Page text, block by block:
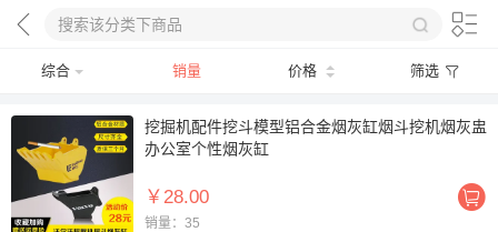
综合 销量 价格 筛选
挖掘机配件挖斗模型铝合金烟灰缸烟斗挖机烟灰盅
办公室个性烟灰缸
￥28.00
销量：35